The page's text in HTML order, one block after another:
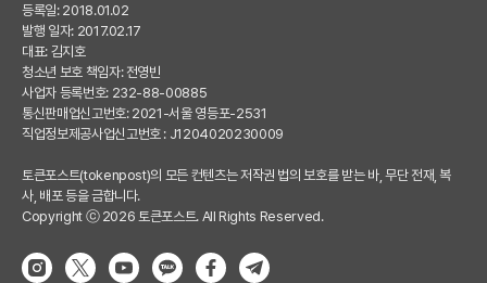
등록일: 2018.01.02
발행 일자: 2017.02.17
대표: 김지호
청소년 보호 책임자: 전영빈
사업자 등록번호: 232-88-00885
통신판매업신고번호: 2021-서울 영등포-2531
직업정보제공사업신고번호 : J1204020230009
토큰포스트(tokenpost)의 모든 컨텐츠는 저작권 법의 보호를 받는 바, 무단 전재, 복
사, 배포 등을 금합니다.
Copyright ⓒ 2026 토큰포스트. All Rights Reserved.